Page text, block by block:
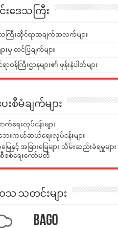
းဒေသကြီး
ကြီးဆိုင်ရာအချက်အလက်များ
းမှ တင်ပြချက်များ
န်ကြီးဌာနများ၏ ဖုန်းနံပါတ်များ
ေးစီမံချက်များ
ရေးလုပ်ငန်းများ
းကယ်ဆယ်ရေးလုပ်ငန်းများ
နှင့် အခြားမြေများ သိမ်းဆည်းခံရမှုများ
စစ်ရေးကော်မတီ
သ သတင်းများ
Bago